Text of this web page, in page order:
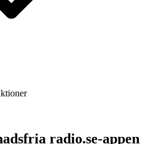
radio.se-appen